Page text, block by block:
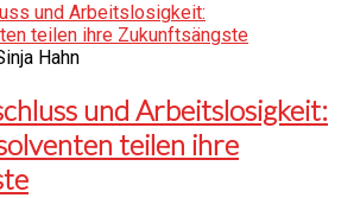
Hahn
und Arbeitslosigkeit:
teilen ihre